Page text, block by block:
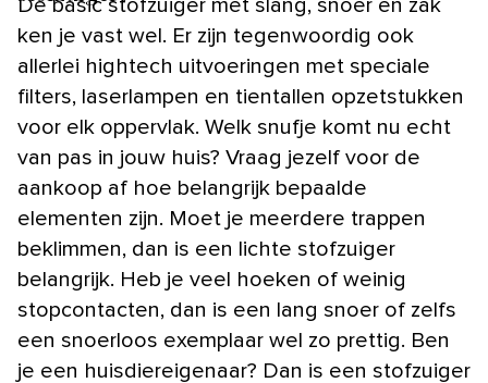
De basic stofzuiger met slang, snoer en zak
ken je vast wel. Er zijn tegenwoordig ook
allerlei hightech uitvoeringen met speciale
filters, laserlampen en tientallen opzetstukken
voor elk oppervlak. Welk snufje komt nu echt
van pas in jouw huis? Vraag jezelf voor de
aankoop af hoe belangrijk bepaalde
elementen zijn. Moet je meerdere trappen
beklimmen, dan is een lichte stofzuiger
belangrijk. Heb je veel hoeken of weinig
stopcontacten, dan is een lang snoer of zelfs
een snoerloos exemplaar wel zo prettig. Ben
je een huisdiereigenaar? Dan is een stofzuiger